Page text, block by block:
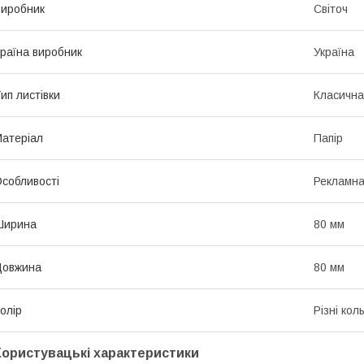
Світоч
виробник Україна
листівки Класична
Папір
Рекламна
80 мм
80 мм
Різні
характеристики